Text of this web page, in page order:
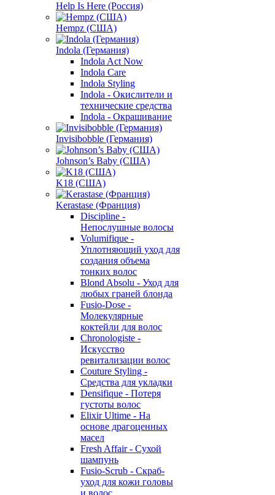
Help Is Here (Россия)
Hempz (США)
Indola (Германия)
Indola Act Now
Indola Care
Indola Styling
Indola - Окислители и
технические средства
Indola - Окрашивание
Invisibobble (Германия)
Johnson’s Baby (США)
K18 (США)
Kerastase (Франция)
Discipline -
Непослушные волосы
Volumifique -
Уплотняющий уход для
создания объема
тонких волос
Blond Absolu - Уход для
любых граней блонда
Fusio-Dose -
Молекулярные
коктейли для волос
Chronologiste -
Искусство
ревитализации волос
Couture Styling -
Средства для укладки
Densifique - Потеря
густоты волос
Elixir Ultime - На
основе драгоценных
масел
Fresh Affair - Сухой
шампунь
Fusio-Scrub - Скраб-
уход для кожи головы
и волос